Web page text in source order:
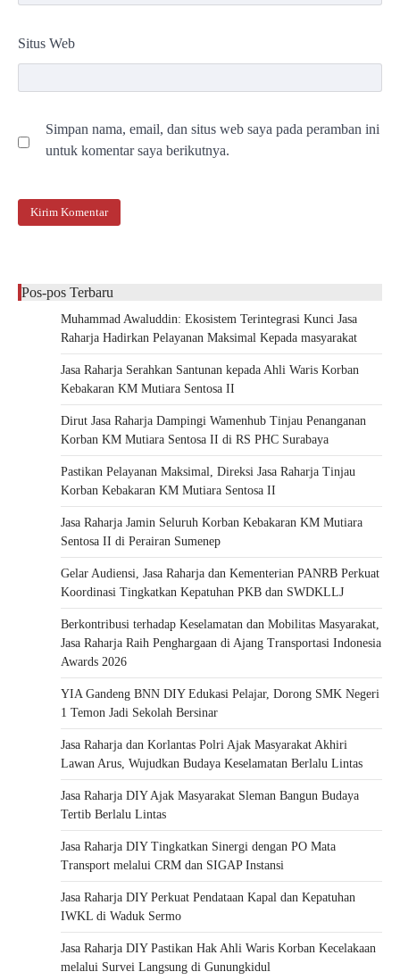
Situs Web
Simpan nama, email, dan situs web saya pada peramban ini
untuk komentar saya berikutnya.
Pos-pos Terbaru
Muhammad Awaluddin: Ekosistem Terintegrasi Kunci Jasa
Raharja Hadirkan Pelayanan Maksimal Kepada masyarakat
Jasa Raharja Serahkan Santunan kepada Ahli Waris Korban
Kebakaran KM Mutiara Sentosa II
Dirut Jasa Raharja Dampingi Wamenhub Tinjau Penanganan
Korban KM Mutiara Sentosa II di RS PHC Surabaya
Pastikan Pelayanan Maksimal, Direksi Jasa Raharja Tinjau
Korban Kebakaran KM Mutiara Sentosa II
Jasa Raharja Jamin Seluruh Korban Kebakaran KM Mutiara
Sentosa II di Perairan Sumenep
Gelar Audiensi, Jasa Raharja dan Kementerian PANRB Perkuat
Koordinasi Tingkatkan Kepatuhan PKB dan SWDKLLJ
Berkontribusi terhadap Keselamatan dan Mobilitas Masyarakat,
Jasa Raharja Raih Penghargaan di Ajang Transportasi Indonesia
Awards 2026
YIA Gandeng BNN DIY Edukasi Pelajar, Dorong SMK Negeri
1 Temon Jadi Sekolah Bersinar
Jasa Raharja dan Korlantas Polri Ajak Masyarakat Akhiri
Lawan Arus, Wujudkan Budaya Keselamatan Berlalu Lintas
Jasa Raharja DIY Ajak Masyarakat Sleman Bangun Budaya
Tertib Berlalu Lintas
Jasa Raharja DIY Tingkatkan Sinergi dengan PO Mata
Transport melalui CRM dan SIGAP Instansi
Jasa Raharja DIY Perkuat Pendataan Kapal dan Kepatuhan
IWKL di Waduk Sermo
Jasa Raharja DIY Pastikan Hak Ahli Waris Korban Kecelakaan
melalui Survei Langsung di Gunungkidul